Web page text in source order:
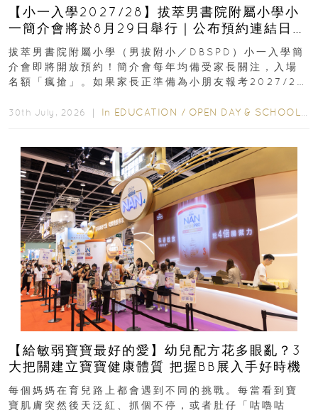
【小一入學2027/28】拔萃男書院附屬小學小
一簡介會將於8月29日舉行｜公布預約連結日期
｜更設有網上重溫
拔萃男書院附屬小學（男拔附小／DBSPD）小一入學簡
介會即將開放預約！簡介會每年均備受家長關注，入場
名額「瘋搶」。如果家長正準備為小朋友報考2027/28
30th July, 2026 ｜ In EDUCATION / OPEN DAY & SCHOOL EVENTS
【給敏弱寶寶最好的愛】幼兒配方花多眼亂？3
大把關建立寶寶健康體質 把握BB展入手好時機
每個媽媽在育兒路上都會遇到不同的挑戰。每當看到寶
寶肌膚突然後天泛紅、抓個不停，或者肚仔「咕嚕咕